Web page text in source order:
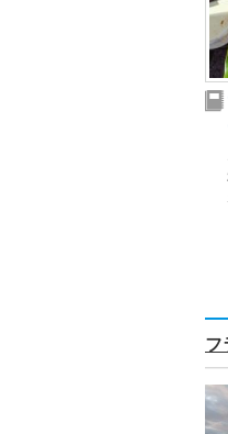
フ